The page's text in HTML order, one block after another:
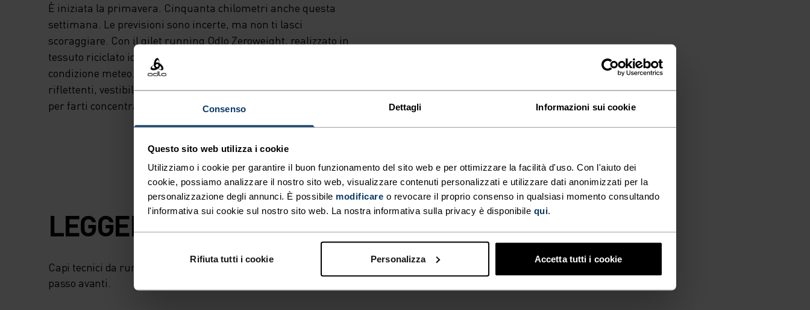
Consenso Dettagli Informazioni sui cookie
Questo sito web utilizza i cookie
Utilizziamo i cookie per garantire il buon funzionamento del sito web e per ottimizzare la facilità d'uso. Con l'aiuto dei
cookie, possiamo analizzare il nostro sito web, visualizzare contenuti personalizzati e utilizzare dati anonimizzati per la
personalizzazione degli annunci. È possibile modificare o revocare il proprio consenso in qualsiasi momento consultando
l'informativa sui cookie sul nostro sito web. La nostra informativa sulla privacy è disponibile qui.
Rifiuta tutti i cookie Personalizza Accetta tutti i cookie
È iniziata la primavera. Cinquanta chilometri anche questa
settimana. Le previsioni sono incerte, ma non ti lasci
scoraggiare. Con il gilet running Odlo Zeroweight, realizzato in
tessuto riciclato idrorepellente, puoi affrontare qualunque
condizione meteo. Ventilazione sulla schiena, dettagli
riflettenti, vestibilità athletic: abbiamo studiato ogni dettaglio
per farti concentrare sulla corsa e non pensare al resto.
LEGGERI COME L'ARIA. VELOCI COME IL VENTO.
Capi tecnici da running ad asciugatura rapida per essere sempre un
passo avanti.